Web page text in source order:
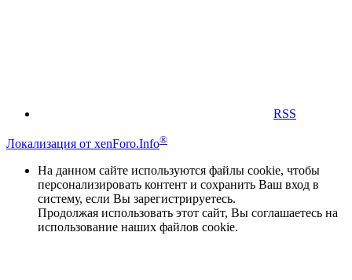
RSS
Локализация от xenForo.Info®
На данном сайте используются файлы cookie, чтобы
персонализировать контент и сохранить Ваш вход в
систему, если Вы зарегистрируетесь.
Продолжая использовать этот сайт, Вы соглашаетесь на
использование наших файлов cookie.